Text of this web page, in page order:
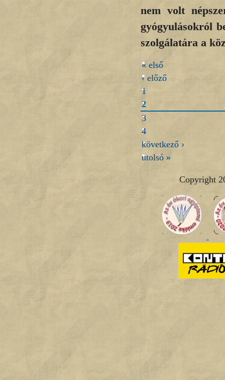
nem volt
gyógyulásokról
szolgálatára a
« első
‹ előző
1
2
3
4
következő ›
utolsó »
Copyright